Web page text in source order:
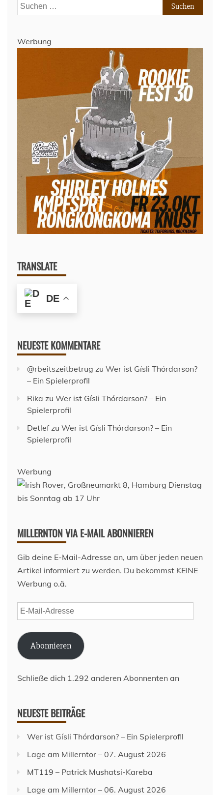
Suchen
nach:
Werbung
TRANSLATE
DE
NEUESTE KOMMENTARE
@rbeitszeitbetrug zu Wer ist Gísli Thórdarson?
– Ein Spielerprofil
Rika zu Wer ist Gísli Thórdarson? – Ein
Spielerprofil
Detlefzu Wer ist Gísli Thórdarson? – Ein
Spielerprofil
Werbung
MILLERNTON VIA E-MAIL ABONNIEREN
Gib deine E-Mail-Adresse an, um über jeden neuen
Artikel informiert zu werden. Du bekommst KEINE
Werbung o.ä.
E-
Mail-
Adresse
Abonnieren
Schließe dich 1.292 anderen Abonnenten an
NEUESTE BEITRÄGE
Wer ist Gísli Thórdarson? – Ein Spielerprofil
Lage am Millerntor – 07. August 2026
MT119 – Patrick Mushatsi-Kareba
Lage am Millerntor – 06. August 2026